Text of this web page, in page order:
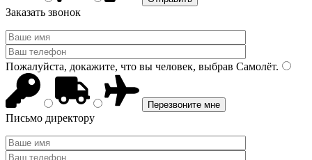
Заказать звонок
Пожалуйста, докажите, что вы человек, выбрав Самолёт.
Письмо директору